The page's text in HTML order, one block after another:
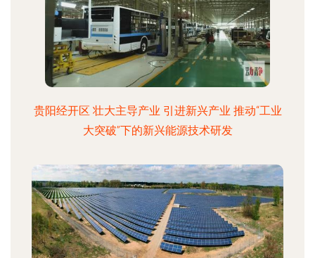
贵阳经开区 壮大主导产业 引进新兴产业 推动“工业
大突破”下的新兴能源技术研发